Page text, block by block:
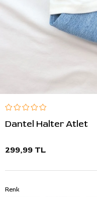
Dantel Halter Atlet
299,99 TL
Renk